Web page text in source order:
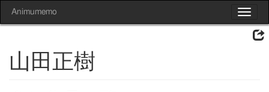
Toggle
Animumemo
山田正樹